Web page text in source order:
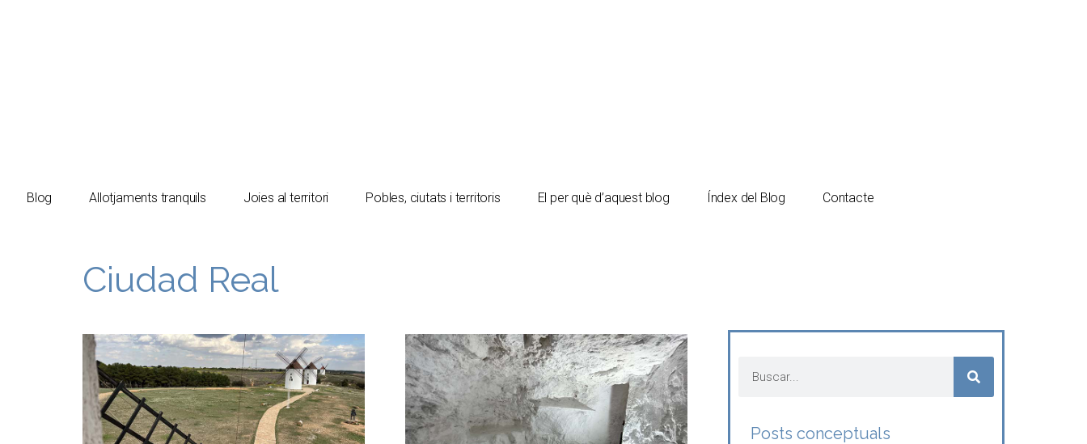
Blog Allotjaments tranquils Joies al territori Pobles, ciutats i territoris El per què d’aquest blog Índex del Blog Contacte
Ciudad Real
Posts conceptuals